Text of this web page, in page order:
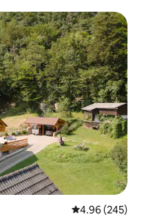
평점 4.96점(5
4.96 (245)